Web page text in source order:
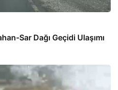
Sar Dağı Geçidi Ulaşımı